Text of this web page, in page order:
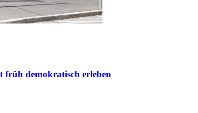
früh demokratisch erleben